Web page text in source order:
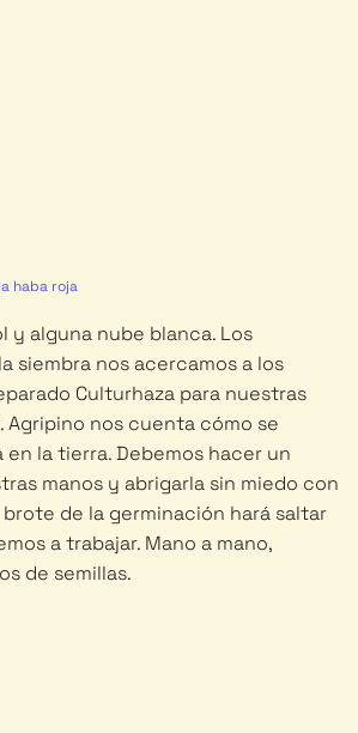
haba roja
y alguna nube blanca. Los
siembra nos acercamos a los
Culturhaza para nuestras
Agripino nos cuenta cómo se
la tierra. Debemos hacer un
manos y abrigarla sin miedo con
brote de la germinación hará saltar
a trabajar. Mano a mano,
de semillas.